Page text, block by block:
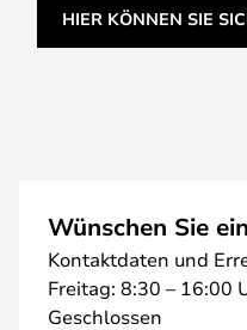
HIER KÖNNEN SIE
Wünschen Sie
Kontaktdaten und
Freitag: 8:30 – 16:00
Geschlossen